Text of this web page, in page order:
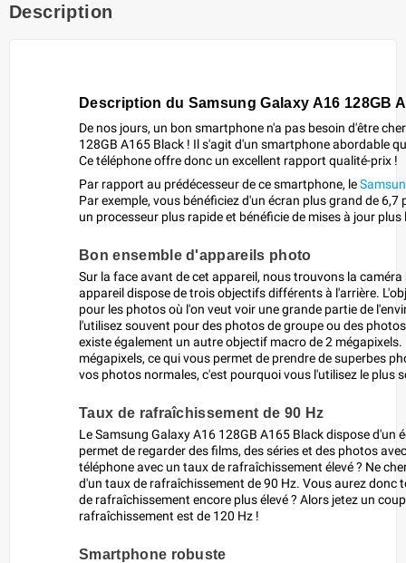
Description
Description du Samsung Galaxy A16 128GB
De nos jours, un bon smartphone n'a pas besoin d'être
128GB A165 Black ! Il s'agit d'un smartphone abordable
Ce téléphone offre donc un excellent rapport qualité-prix !
Par rapport au prédécesseur de ce smartphone, le
Par exemple, vous bénéficiez d'un écran plus grand de
un processeur plus rapide et bénéficie de mises à jour plus
Bon ensemble d'appareils photo
Sur la face avant de cet appareil, nous trouvons la
appareil dispose de trois objectifs différents à l'arrière.
pour les photos où l'on veut voir une grande partie de
l'utilisez souvent pour des photos de groupe ou des
existe également un autre objectif macro de 2
mégapixels, ce qui vous permet de prendre de superbes
vos photos normales, c'est pourquoi vous l'utilisez le plus
Taux de rafraîchissement de 90 Hz
Le Samsung Galaxy A16 128GB A165 Black dispose d'un
permet de regarder des films, des séries et des photos
téléphone avec un taux de rafraîchissement élevé ? Ne
d'un taux de rafraîchissement de 90 Hz. Vous aurez donc
de rafraîchissement encore plus élevé ? Alors jetez un
rafraîchissement est de 120 Hz !
Smartphone robuste